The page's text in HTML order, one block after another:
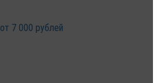
от 7 000 рублей